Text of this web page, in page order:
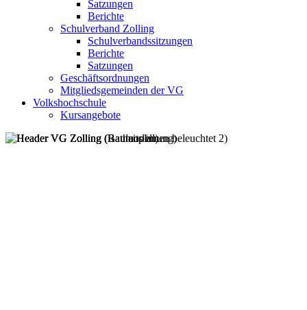
Satzungen
Berichte
Schulverband Zolling
Schulverbandssitzungen
Berichte
Satzungen
Geschäftsordnungen
Mitgliedsgemeinden der VG
Volkshochschule
Kursangebote